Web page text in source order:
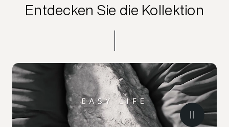
Entdecken Sie die Kollektion